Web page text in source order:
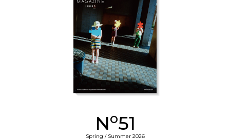
No51
Spring / Summer 2026